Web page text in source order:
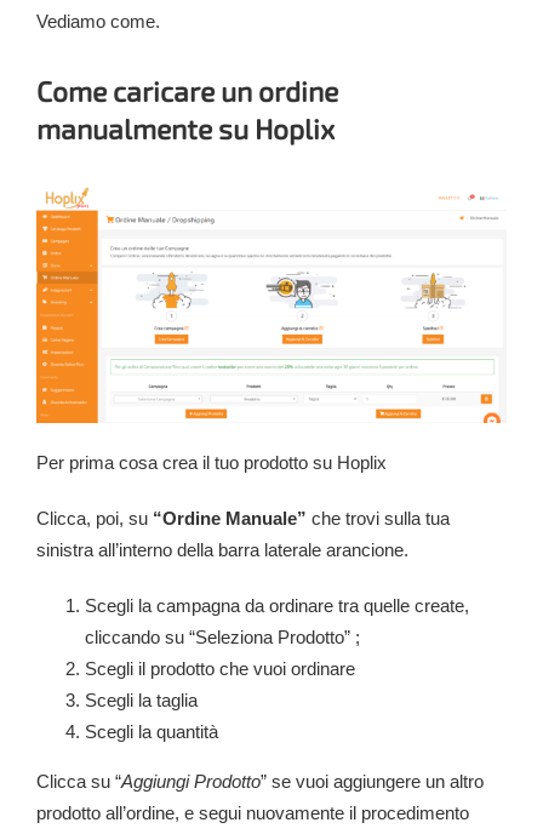
Vediamo come.
Come caricare un ordine
manualmente su Hoplix
Per prima cosa crea il tuo prodotto su Hoplix
Clicca, poi, su “Ordine Manuale” che trovi sulla tua
sinistra all’interno della barra laterale arancione.
Scegli la campagna da ordinare tra quelle create,
cliccando su “Seleziona Prodotto” ;
Scegli il prodotto che vuoi ordinare
Scegli la taglia
Scegli la quantità
Clicca su “Aggiungi Prodotto” se vuoi aggiungere un altro
prodotto all’ordine, e segui nuovamente il procedimento